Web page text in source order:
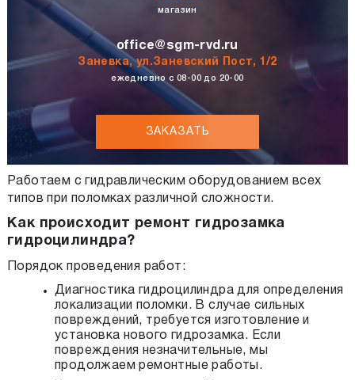
магазин
office@sgm-rvd.ru
Заневка, ул.Заневский Пост, 1/2
ежедневно с 08-00 до 20-00
ЗАКАЗАТЬ
Работаем с гидравлическим оборудованием всех
типов при поломках различной сложности.
Как происходит ремонт гидрозамка
гидроцилиндра?
Порядок проведения работ:
Диагностика гидроцилиндра для определения
локализации поломки. В случае сильных
повреждений, требуется изготовление и
установка нового гидрозамка. Если
повреждения незначительные, мы
продолжаем ремонтные работы.